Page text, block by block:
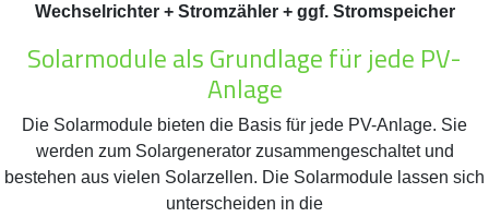
Wechselrichter + Stromzähler + ggf. Stromspeicher
Solarmodule als Grundlage für jede PV-
Anlage
Die Solarmodule bieten die Basis für jede PV-Anlage. Sie
werden zum Solargenerator zusammengeschaltet und
bestehen aus vielen Solarzellen. Die Solarmodule lassen sich
unterscheiden in die